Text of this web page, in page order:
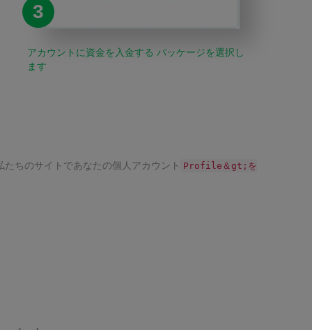
3
アカウントに資金を入金する パッケージを選択し
ます
ちのサイトであなたの個人アカウント Profile＆gt;を